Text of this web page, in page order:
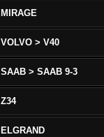
MIRAGE
VOLVO > V40
SAAB > SAAB 9-3
Z34
ELGRAND